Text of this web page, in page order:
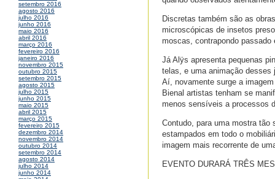
setembro 2016
agosto 2016
julho 2016
junho 2016
maio 2016
abril 2016
março 2016
fevereiro 2016
janeiro 2016
novembro 2015
outubro 2015
setembro 2015
agosto 2015
julho 2015
junho 2015
maio 2015
abril 2015
março 2015
fevereiro 2015
dezembro 2014
novembro 2014
outubro 2014
setembro 2014
agosto 2014
julho 2014
junho 2014
Discretas também são as
microscópicas de insetos
moscas, contrapondo passado
Já Alÿs apresenta pequenas
telas, e uma animação desses
Aí, novamente surge a
Bienal artistas tenham se
menos sensíveis a processos
Contudo, para uma mostra tão
estampados em todo o
imagem mais recorrente de
EVENTO DURARÁ TRÊS